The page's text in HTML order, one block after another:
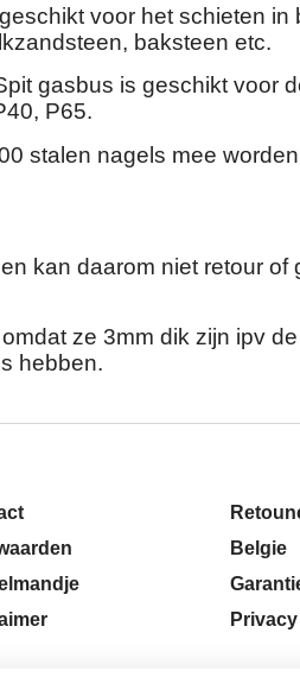
voor het schieten in
baksteen etc.
gasbus is geschikt voor
P65.
stalen nagels mee worden
kan daarom niet retour of
ze 3mm dik zijn ipv
hebben.
Belgie